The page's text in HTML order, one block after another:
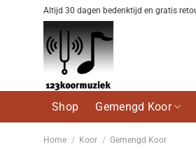
Altijd 30 dagen bedenktijd en gratis
Shop Gemengd Koor
Home / Koor / Gemengd Koor